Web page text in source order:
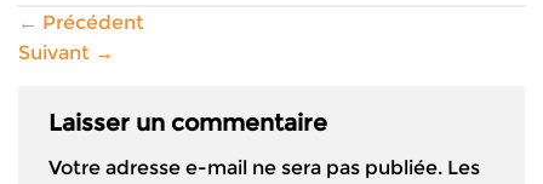
← Précédent
Suivant →
Laisser un commentaire
Votre adresse e-mail ne sera pas publiée. Les